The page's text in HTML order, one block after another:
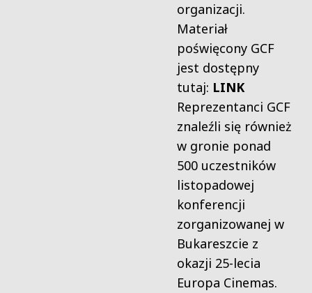
organizacji.
Materiał
poświęcony GCF
jest dostępny
tutaj: LINK
Reprezentanci GCF
znaleźli się również
w gronie ponad
500 uczestników
listopadowej
konferencji
zorganizowanej w
Bukareszcie z
okazji 25-lecia
Europa Cinemas.